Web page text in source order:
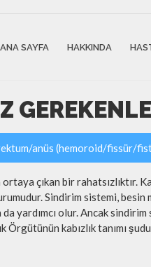
ANA SAYFA HAKKINDA
anüs (hemoroid/fissür/
çıkan bir rahatsızlıktır.
Sindirim sistemi, besin
yardımcı olur. Ancak
Örgütünün kabızlık tanımı